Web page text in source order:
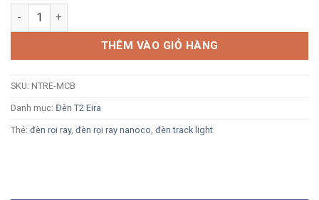
Khớp nối giữa cho thanh ray T2 Nanoco NTRE-MCB màu đen
THÊM VÀO GIỎ HÀNG
SKU: NTRE-MCB
Danh mục: Đèn T2 Eira
Thẻ: đèn rọi ray, đèn rọi ray nanoco đèn track light